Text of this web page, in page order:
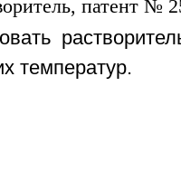
температур.